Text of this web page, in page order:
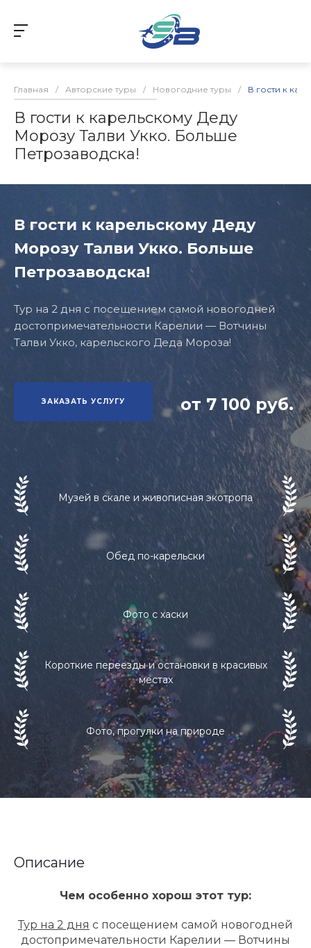
Главная / Авторские туры / Новогодние туры / В гости к
В гости к карельскому Деду
Морозу Талви Укко. Больше
Петрозаводска!
В гости к карельскому Деду
Морозу Талви Укко. Больше
Петрозаводска!
Тур на 2 дня с посещением самой новогодней
достопримечательности Карелии — Вотчины
Талви Укко, карельского Деда Мороза!
ЗАКАЗАТЬ УСЛУГУ от 7 100 руб.
Музей в скале и живописная экотропа
Обед по-карельски
Фото с хаски
Короткие переезды и остановки в красивых
местах
Фото, прогулки на природе
Описание
Чем особенно хорош этот тур:
Тур на 2 дня с посещением самой новогодней
достопримечательности Карелии — Вотчины